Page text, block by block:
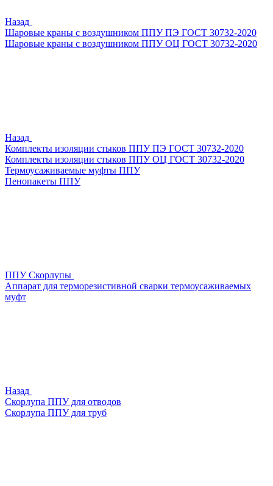
Назад
Шаровые краны с воздушником ППУ ПЭ ГОСТ 30732-2020
Шаровые краны с воздушником ППУ ОЦ ГОСТ 30732-2020
Назад
Комплекты изоляции стыков ППУ ПЭ ГОСТ 30732-2020
Комплекты изоляции стыков ППУ ОЦ ГОСТ 30732-2020
Термоусаживаемые муфты ППУ
Пенопакеты ППУ
ППУ Скорлупы
Аппарат для терморезистивной сварки термоусаживаемых
муфт
Назад
Скорлупа ППУ для отводов
Скорлупа ППУ для труб